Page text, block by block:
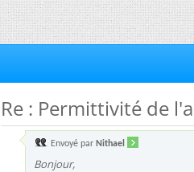
Re : Permittivité de
Envoyé par Nithael
Bonjour,